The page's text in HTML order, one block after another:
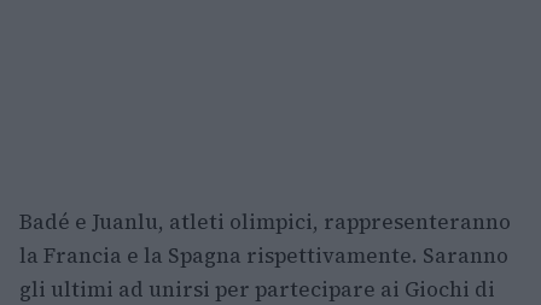
Badé e Juanlu, atleti olimpici, rappresenteranno
la Francia e la Spagna rispettivamente. Saranno
gli ultimi ad unirsi per partecipare ai Giochi di